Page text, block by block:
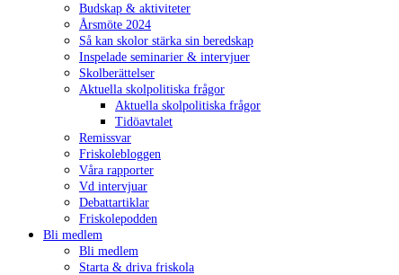
Budskap & aktiviteter
Årsmöte 2024
Så kan skolor stärka sin beredskap
Inspelade seminarier & intervjuer
Skolberättelser
Aktuella skolpolitiska frågor
Aktuella skolpolitiska frågor
Tidöavtalet
Remissvar
Friskolebloggen
Våra rapporter
Vd intervjuar
Debattartiklar
Friskolepodden
Bli medlem
Bli medlem
Starta & driva friskola